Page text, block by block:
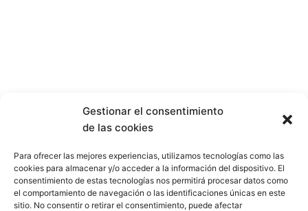
Gestionar el consentimiento
de las cookies
Para ofrecer las mejores experiencias, utilizamos tecnologías como las
cookies para almacenar y/o acceder a la información del dispositivo. El
consentimiento de estas tecnologías nos permitirá procesar datos como
el comportamiento de navegación o las identificaciones únicas en este
sitio. No consentir o retirar el consentimiento, puede afectar